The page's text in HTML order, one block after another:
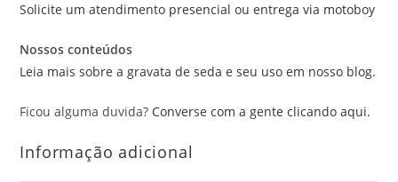
Solicite um atendimento presencial ou entrega via motoboy
Nossos conteúdos
Leia mais sobre a gravata de seda e seu uso em nosso blog.
Ficou alguma duvida? Converse com a gente clicando aqui.
Informação adicional